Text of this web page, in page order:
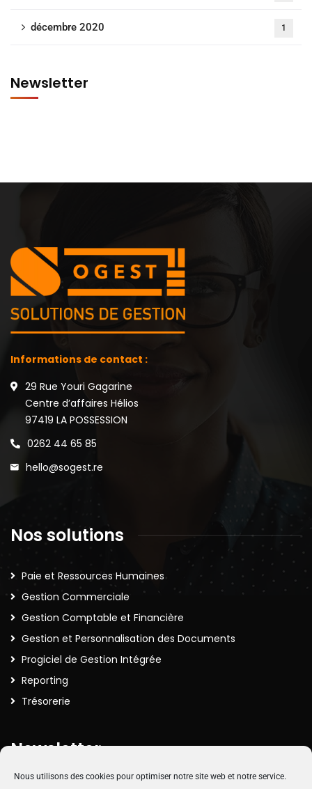
Nous utilisons des cookies pour optimiser notre site web et notre service.
décembre 2020 1
Newsletter
Informations de contact :
29 Rue Youri Gagarine
Centre d’affaires Hélios
97419 LA POSSESSION
0262 44 65 85
hello@sogest.re
Nos solutions
Paie et Ressources Humaines
Gestion Commerciale
Gestion Comptable et Financière
Gestion et Personnalisation des Documents
Progiciel de Gestion Intégrée
Reporting
Trésorerie
Newsletter